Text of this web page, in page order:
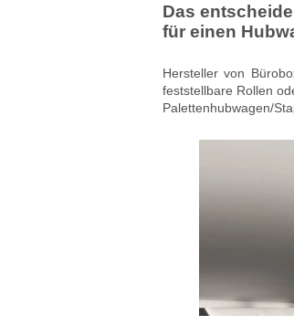
Das
für einen
Hersteller von
feststellbare Rollen
Palettenhubwagen/